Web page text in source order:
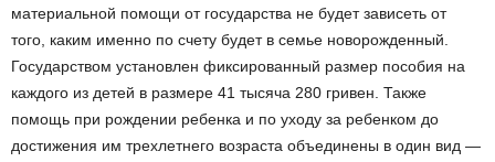
материальной помощи от государства не будет зависеть от
того, каким именно по счету будет в семье новорожденный.
Государством установлен фиксированный размер пособия на
каждого из детей в размере 41 тысяча 280 гривен. Также
помощь при рождении ребенка и по уходу за ребенком до
достижения им трехлетнего возраста объединены в один вид —